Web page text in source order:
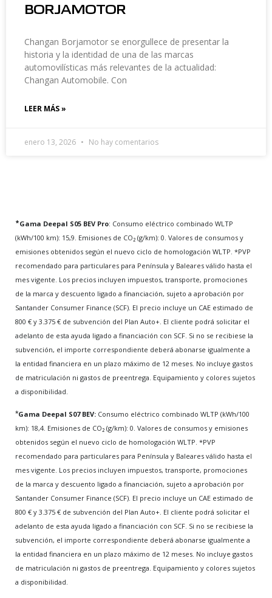
BORJAMOTOR
Changan Borjamotor se enorgullece de presentar la
historia y la identidad de una de las marcas
automovilísticas más relevantes de la actualidad:
Changan Automobile. Con
LEER MÁS »
enero 13, 2026 No hay comentarios
*Gama Deepal S05 BEV Pro: Consumo eléctrico combinado WLTP
(kWh/100 km): 15,9. Emisiones de CO₂ (g/km): 0. Valores de consumos y
emisiones obtenidos según el nuevo ciclo de homologación WLTP. *PVP
recomendado para particulares para Península y Baleares válido hasta el
mes vigente. Los precios incluyen impuestos, transporte, promociones
de la marca y descuento ligado a financiación, sujeto a aprobación por
Santander Consumer Finance (SCF). El precio incluye un CAE estimado de
800 € y 3.375 € de subvención del Plan Auto+. El cliente podrá solicitar el
adelanto de esta ayuda ligado a financiación con SCF. Si no se recibiese la
subvención, el importe correspondiente deberá abonarse igualmente a
la entidad financiera en un plazo máximo de 12 meses. No incluye gastos
de matriculación ni gastos de preentrega. Equipamiento y colores sujetos
a disponibilidad.
*Gama Deepal S07 BEV: Consumo eléctrico combinado WLTP (kWh/100
km): 18,4. Emisiones de CO₂ (g/km): 0. Valores de consumos y emisiones
obtenidos según el nuevo ciclo de homologación WLTP. *PVP
recomendado para particulares para Península y Baleares válido hasta el
mes vigente. Los precios incluyen impuestos, transporte, promociones
de la marca y descuento ligado a financiación, sujeto a aprobación por
Santander Consumer Finance (SCF). El precio incluye un CAE estimado de
800 € y 3.375 € de subvención del Plan Auto+. El cliente podrá solicitar el
adelanto de esta ayuda ligado a financiación con SCF. Si no se recibiese la
subvención, el importe correspondiente deberá abonarse igualmente a
la entidad financiera en un plazo máximo de 12 meses. No incluye gastos
de matriculación ni gastos de preentrega. Equipamiento y colores sujetos
a disponibilidad.